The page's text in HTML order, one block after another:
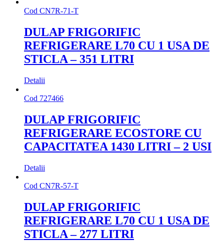
Cod CN7R-71-T
DULAP FRIGORIFIC
REFRIGERARE L70 CU 1 USA DE
STICLA – 351 LITRI
Detalii
Cod 727466
DULAP FRIGORIFIC
REFRIGERARE ECOSTORE CU
CAPACITATEA 1430 LITRI – 2 USI
Detalii
Cod CN7R-57-T
DULAP FRIGORIFIC
REFRIGERARE L70 CU 1 USA DE
STICLA – 277 LITRI